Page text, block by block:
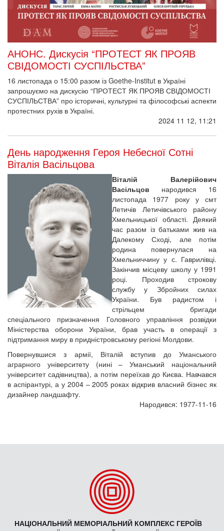
АНОНС. Дискусія “ПРОТЕСТ ЯК ПРОЯВ
СВІДОМОСТІ СУСПІЛЬСТВА”
16 листопада о 15:00 разом із Goethe-Institut в Україні
запрошуємо на дискусію “ПРОТЕСТ ЯК ПРОЯВ СВІДОМОСТІ
СУСПІЛЬСТВА” про історичні, культурні та філософські аспекти
протестних рухів в Україні.
2024 11 12, 11:21
День народження Героя Небесної Сотні
Віталія Васільцова
Віталій Валерійович
Васільцов народився 16
листопада 1977 року у смт
Летичів Летичівського району
Хмельницької області. Деякий
час разом із батьками жив на
Далекому Сході, але потім
родина повернулася на
Хмельниччину у с. Гаврилівці.
Закінчив місцеву школу у 1991
році. Проходив строкову
службу у Збройних силах
України. Був радистом і
стрільцем бригади
спеціального призначення Головного управління розвідки
Міністерства оборони України, брав участь в операції з
підтримання миру в придністровському регіоні Молдови.
Повернувшися з армії, Віталій вступив до Уманського
аграрного університету (нині – Уманський національний
університет садівництва), а потім переїхав до Києва. Навчався
в аспірантурі, а у 2004 – 2005 роках відкрив власний бізнес як
дизайнер ландшафту.
Народився: 1977-11-16
НАЦІОНАЛЬНИЙ МЕМОРІАЛЬНИЙ КОМПЛЕКС ГЕРОЇВ